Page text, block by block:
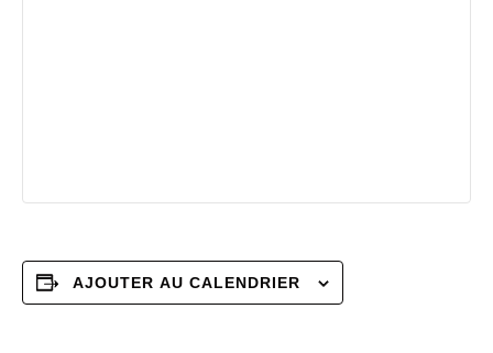
AJOUTER AU CALENDRIER